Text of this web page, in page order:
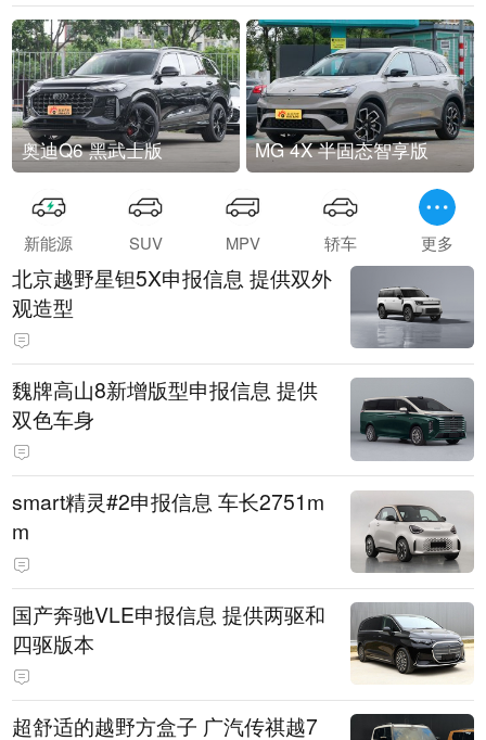
奥迪Q6 黑武士版 MG 4X 半固态智享版
新能源 SUV MPV 轿车 更多
北京越野星钽5X申报信息 提供双外
观造型
魏牌高山8新增版型申报信息 提供
双色车身
smart精灵#2申报信息 车长2751m
m
国产奔驰VLE申报信息 提供两驱和
四驱版本
超舒适的越野方盒子 广汽传祺越7